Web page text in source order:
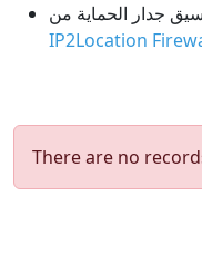
جدار الحماية من
IP2Location
There are no